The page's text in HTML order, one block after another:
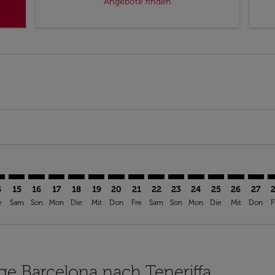
15
Sam
16
Son
17
Mon
18
Die
19
Mit
BCN–TFN: cmp-view-offers-
20
Don
BCN–TFN: cmp-view-offers-
21
Fre
BCN–TFN: cmp-view-
22
Sam
BCN–TFN: cmp-view-
23
Son
BCN–TFN: cmp-
24
Mon
BCN–TFN:
25
Die
26
Mit
27
Don